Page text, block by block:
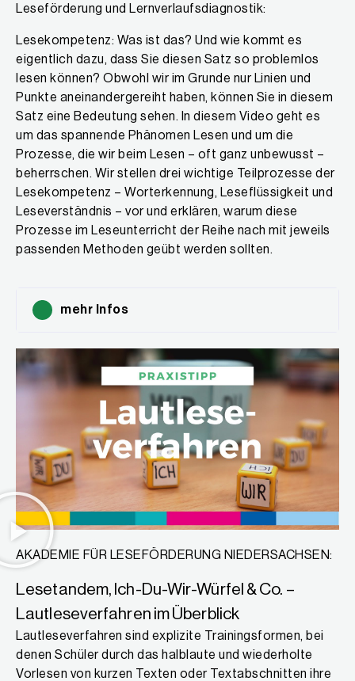
Leseförderung und Lernverlaufsdiagnostik:
Lesekompetenz: Was ist das? Und wie kommt es
eigentlich dazu, dass Sie diesen Satz so problemlos
lesen können? Obwohl wir im Grunde nur Linien und
Punkte aneinandergereiht haben, können Sie in diesem
Satz eine Bedeutung sehen. In diesem Video geht es
um das spannende Phänomen Lesen und um die
Prozesse, die wir beim Lesen – oft ganz unbewusst –
beherrschen. Wir stellen drei wichtige Teilprozesse der
Lesekompetenz – Worterkennung, Leseflüssigkeit und
Leseverständnis – vor und erklären, warum diese
Prozesse im Leseunterricht der Reihe nach mit jeweils
passenden Methoden geübt werden sollten.
mehr Infos
AKADEMIE FÜR LESEFÖRDERUNG NIEDERSACHSEN:
Lesetandem, Ich-Du-Wir-Würfel & Co. –
Lautleseverfahren im Überblick
Lautleseverfahren sind explizite Trainingsformen, bei
denen Schüler durch das halblaute und wiederholte
Vorlesen von kurzen Texten oder Textabschnitten ihre